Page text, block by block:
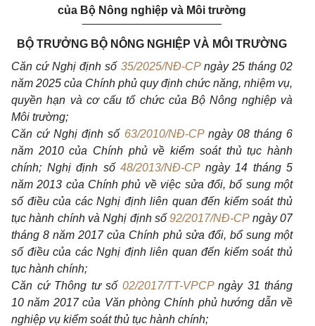
của Bộ Nông nghiệp và Môi trường
______________________
BỘ TRƯỞNG BỘ NÔNG NGHIỆP VÀ MÔI TRƯỜNG
Căn cứ Nghị định số 35/2025/NĐ-CPngày 25 tháng 02
năm 2025 của Chính phủ quy định chức năng, nhiệm vụ,
quyền hạn và cơ cấu tổ chức của Bộ Nông nghiệp và
Môi trường;
Căn cứ Nghị định số 63/2010/NĐ-CPngày 08 tháng 6
năm 2010 của Chính phủ về kiểm soát thủ tục hành
chính; Nghị định số 48/2013/NĐ-CPngày 14 tháng 5
năm 2013 của Chính phủ về việc sửa đổi, bổ sung một
số điều của các Nghị định liên quan đến kiểm soát thủ
tục hành chính và Nghị định số92/2017/NĐ-CPngày 07
tháng 8 năm 2017 của Chính phủ sửa đổi, bổ sung một
số điều của các Nghị định liên quan đến kiểm soát thủ
tục hành chính;
Căn cứ Thông tư số 02/2017/TT-VPCPngày 31 tháng
10 năm 2017 của Văn phòng Chính phủ hướng dẫn về
nghiệp vụ kiểm soát thủ tục hành chính;